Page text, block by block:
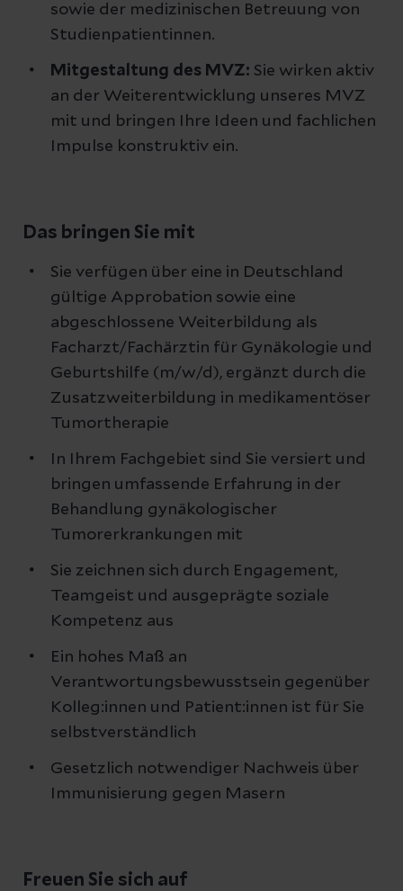
sowie der medizinischen Betreuung von
Studienpatientinnen.
Mitgestaltung des MVZ: Sie wirken aktiv
an der Weiterentwicklung unseres MVZ
mit und bringen Ihre Ideen und fachlichen
Impulse konstruktiv ein.
Das bringen Sie mit
Sie verfügen über eine in Deutschland
gültige Approbation sowie eine
abgeschlossene Weiterbildung als
Facharzt/Fachärztin für Gynäkologie und
Geburtshilfe (m/w/d), ergänzt durch die
Zusatzweiterbildung in medikamentöser
Tumortherapie
In Ihrem Fachgebiet sind Sie versiert und
bringen umfassende Erfahrung in der
Behandlung gynäkologischer
Tumorerkrankungen mit
Sie zeichnen sich durch Engagement,
Teamgeist und ausgeprägte soziale
Kompetenz aus
Ein hohes Maß an
Verantwortungsbewusstsein gegenüber
Kolleg:innen und Patient:innen ist für Sie
selbstverständlich
Gesetzlich notwendiger Nachweis über
Immunisierung gegen Masern
Freuen Sie sich auf